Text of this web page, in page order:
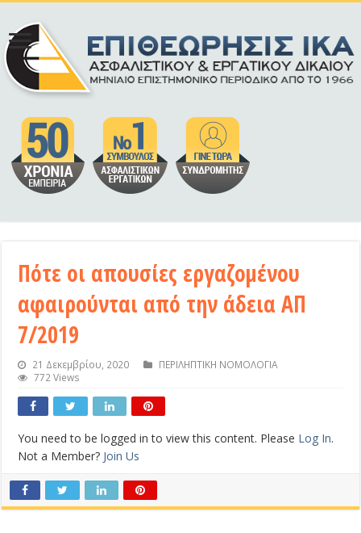
Πότε οι απουσίες εργαζομένου
αφαιρούνται από την άδεια ΑΠ
7/2019
21 Δεκεμβρίου, 2020
ΠΕΡΙΛΗΠΤΙΚΗ ΝΟΜΟΛΟΓΙΑ
772 Views
You need to be logged in to view this content. Please Log In.
Not a Member? Join Us